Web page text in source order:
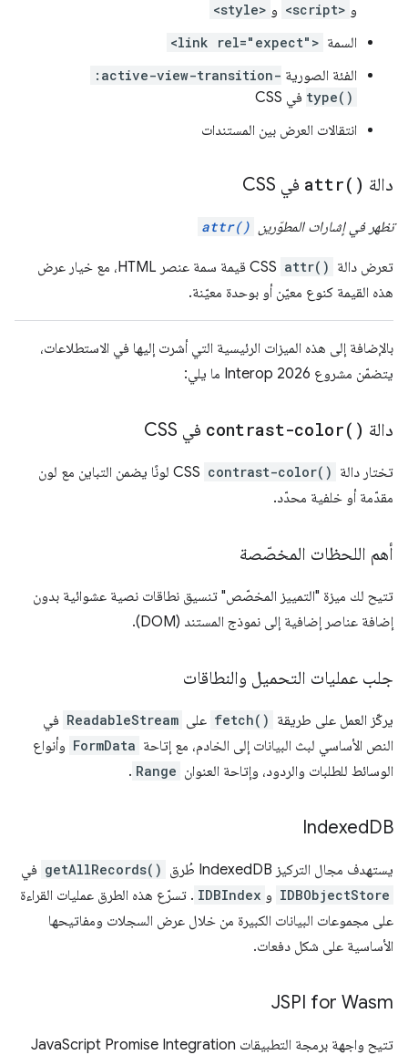
و <script> و <style>
السمة <link rel="expect">
الفئة الصورية :active-view-transition-
type() في CSS
انتقالات العرض بين المستندات
دالة attr( ) في CSS
تظهر في إشارات المطوّرين attr()
تعرض دالة attr()
CSS قيمة سمة عنصر HTML، مع خيار عرض
هذه القيمة كنوع معيّن أو بوحدة معيّنة.
بالإضافة إلى هذه الميزات الرئيسية التي أشرت إليها في الاستطلاعات،
يتضمّن مشروع Interop 2026 ما يلي:
دالة contrast-color( ) في CSS
تختار دالة contrast-color()
CSS لونًا يضمن التباين مع لون
مقدّمة أو خلفية محدّد.
أهم اللحظات المخصّصة
تتيح لك ميزة "التمييز المخصّص" تنسيق نطاقات نصية عشوائية بدون
إضافة عناصر إضافية إلى نموذج المستند (DOM).
جلب عمليات التحميل والنطاقات
يركّز العمل على طريقة fetch() على ReadableStream في
النص الأساسي لبث البيانات إلى الخادم، مع إتاحة FormData وأنواع
الوسائط للطلبات والردود، وإتاحة العنوان Range
.
IndexedDB
يستهدف مجال التركيز IndexedDB طُرق getAllRecords() في
IDBObjectStore و IDBIndex . تسرّع هذه الطرق عمليات القراءة
على مجموعات البيانات الكبيرة من خلال عرض السجلات ومفاتيحها
الأساسية على شكل دفعات.
JSPI for Wasm
تتيح واجهة برمجة التطبيقات JavaScript Promise Integration